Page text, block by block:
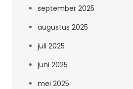
september 2025
augustus 2025
juli 2025
juni 2025
mei 2025